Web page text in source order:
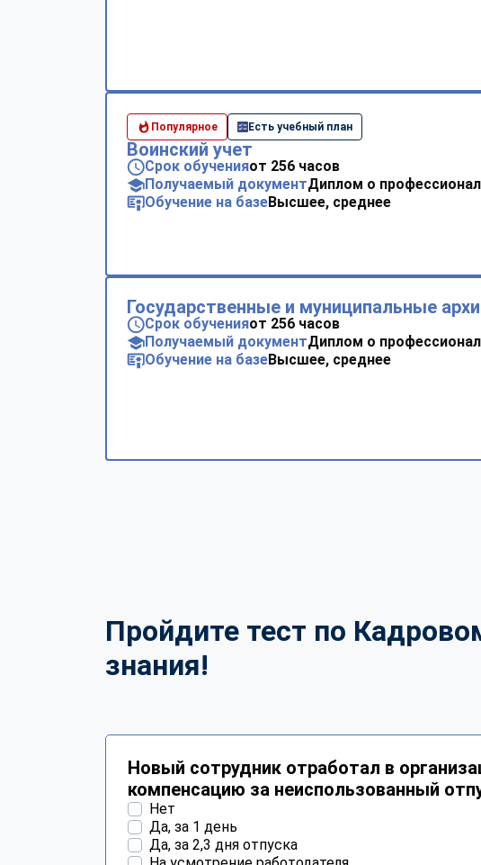
Популярное Есть учебный план
Воинский учет
Срок обученияот 256 часов
Получаемый документДиплом о
Обучение на базеВысшее, среднее
Государственные и муниципальные
Срок обученияот 256 часов
Получаемый документДиплом о
Обучение на базеВысшее, среднее
Пройдите тест по
знания!
Новый сотрудник отработал в
компенсацию за неиспользованный
Нет
Да, за 1 день
Да, за 2,3 дня отпуска